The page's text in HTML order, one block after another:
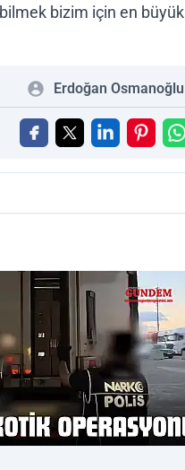
bizim için en büyük
Erdoğan Osmanoğlu